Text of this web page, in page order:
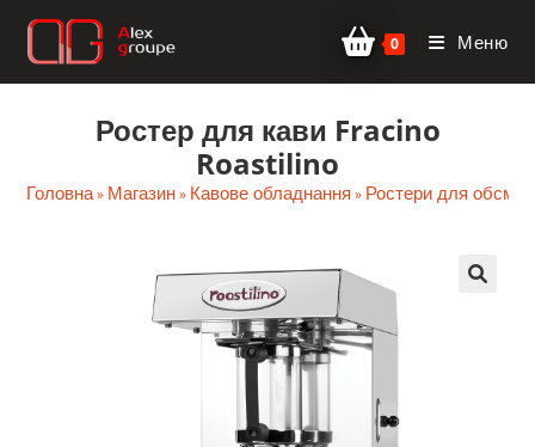
Перейти
0 Меню
Ростер для кави Fracino
Roastilino
Головна» Магазин» Кавове обладнання » Ростери для